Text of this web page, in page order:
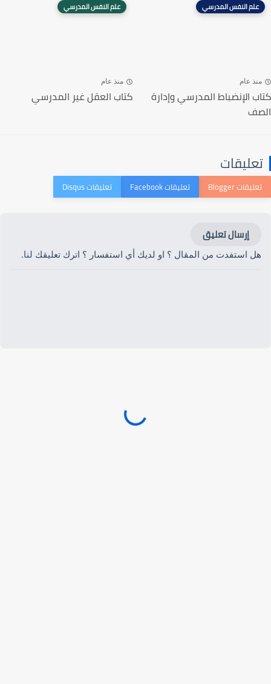
علم النفس المدرسي
منذ عام
كتاب الإنضباط المدرسي وإدارة
الصف
علم النفس المدرسي
منذ عام
كتاب العقل غير المدرسي
تعليقات
إرسال تعليق
هل استفدت من المقال ؟ او لديك أي استفسار ؟ اترك تعليقك لنا.